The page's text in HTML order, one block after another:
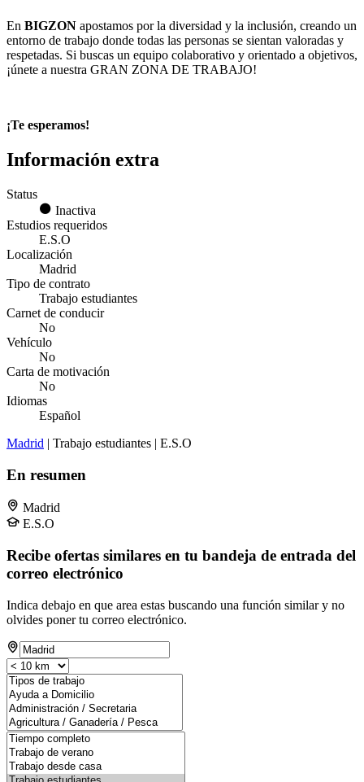
En BIGZON apostamos por la diversidad y la inclusión, creando un
entorno de trabajo donde todas las personas se sientan valoradas y
respetadas. Si buscas un equipo colaborativo y orientado a objetivos,
¡únete a nuestra GRAN ZONA DE TRABAJO!
¡Te esperamos!
Información extra
Status
Inactiva
Estudios requeridos
E.S.O
Localización
Madrid
Tipo de contrato
Trabajo estudiantes
Carnet de conducir
No
Vehículo
No
Carta de motivación
No
Idiomas
Español
Madrid | Trabajo estudiantes | E.S.O
En resumen
Madrid
E.S.O
Recibe ofertas similares en tu bandeja de entrada del
correo electrónico
Indica debajo en que area estas buscando una función similar y no
olvides poner tu correo electrónico.